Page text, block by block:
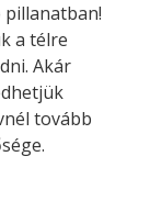
a télre
Akár
tovább